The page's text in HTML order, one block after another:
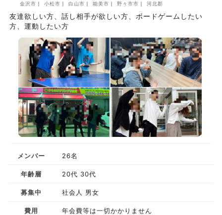
金沢市 小松市 白山市 能美市 野々市市 河北郡
友達欲しい方、話し相手が欲しい方、ボードゲームしたい
方、運動したい方
メンバー 26名
年齢層 20代 30代
募集中 社会人 男女
費用 年会費等は一切かかりません